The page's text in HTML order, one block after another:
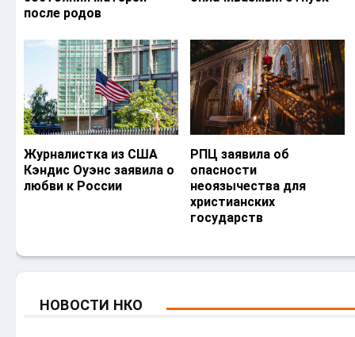
после родов
Журналистка из США
Кэндис Оуэнс заявила о
любви к России
РПЦ заявила об
опасности
неоязычества для
христианских
государств
НОВОСТИ НКО